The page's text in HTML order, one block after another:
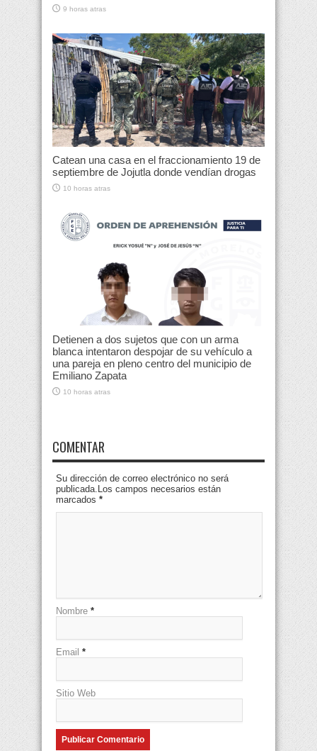
9 horas atras
Catean una casa en el fraccionamiento 19 de
septiembre de Jojutla donde vendían drogas
10 horas atras
Detienen a dos sujetos que con un arma
blanca intentaron despojar de su vehículo a
una pareja en pleno centro del municipio de
Emiliano Zapata
10 horas atras
COMENTAR
Su dirección de correo electrónico no será
publicada.Los campos necesarios están
marcados *
Nombre *
Email *
Sitio Web